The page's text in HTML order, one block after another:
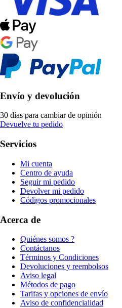
Envío y devolución
30 días para cambiar de opinión
Devuelve tu pedido
Servicios
Mi cuenta
Centro de ayuda
Seguir mi pedido
Devolver mi pedido
Códigos promocionales
Acerca de
Quiénes somos ?
Contáctanos
Términos y Condiciones
Devoluciones y reembolsos
Aviso legal
Métodos de pago
Tarifas y opciones de envío
Aviso de confidencialidad